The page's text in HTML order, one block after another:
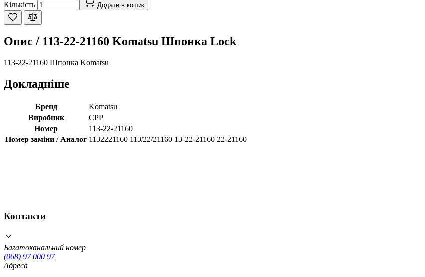
Кількість Додати в кошик
Опис / 113-22-21160 Komatsu Шпонка Lock
113-22-21160 Шпонка Komatsu
Докладніше
Бренд
Komatsu
Виробник
CPP
Номер
113-22-21160
Номер заміни / Аналог 1132221160 113/22/21160 13-22-21160 22-21160
Контакти
Багатоканальний номер
(068) 97 000 97
Адреса